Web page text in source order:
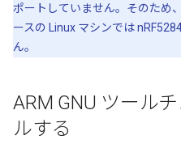
ポートしていません。そのため
ースの Linux マシンでは
ん。
ARM GNU ツール
ルする